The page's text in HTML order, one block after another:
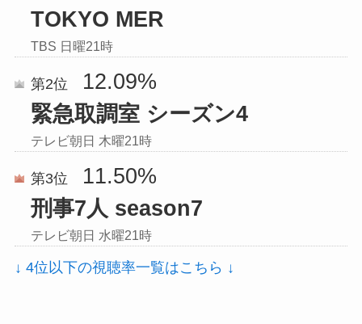
TOKYO MER
TBS 日曜21時
第2位
12.09%
緊急取調室 シーズン4
テレビ朝日 木曜21時
第3位
11.50%
刑事7人 season7
テレビ朝日 水曜21時
↓ 4位以下の視聴率一覧はこちら ↓